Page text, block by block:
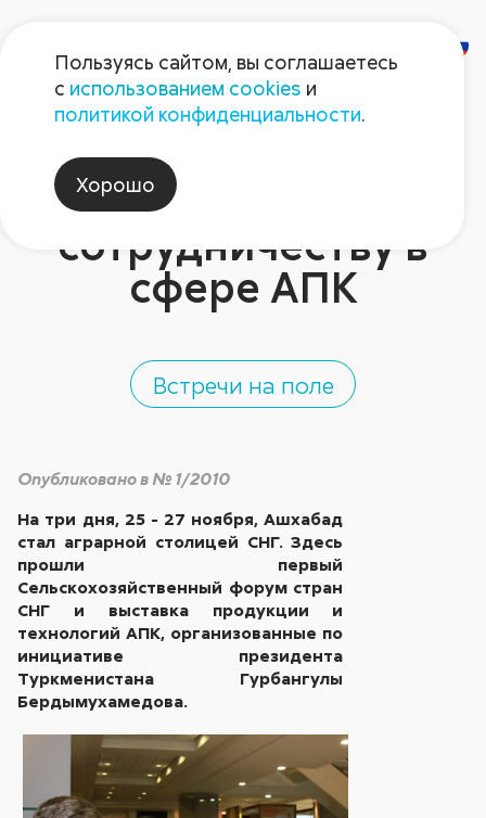
АГРОФОРУМ СНГ В
АШХАБАДЕ. Новый
сотрудничеству в
сфере АПК
Встречи на поле
Опубликовано в № 1/2010
На три дня, 25 - 27 ноября, Ашхабад
стал аграрной столицей СНГ.Здесь
прошли первый
Сельскохозяйственный форум стран
СНГ и выставка продукции и
технологий АПК, организованные по
инициативе президента
Туркменистана Гурбангулы
Бердымухамедова.
Пользуясь сайтом, вы соглашаетесь
с использованием cookies и
политикой конфиденциальности.
Хорошо